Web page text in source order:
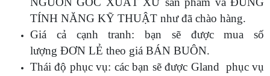
TÍNH NĂNG KỸ THUẬT như đã chào hàng.
Giá cả cạnh tranh: bạn sẽ được mua số
lượng ĐƠN LẺ theo giá BÁN BUÔN.
Thái độ phục vụ: các bạn sẽ được Gland phục vụ